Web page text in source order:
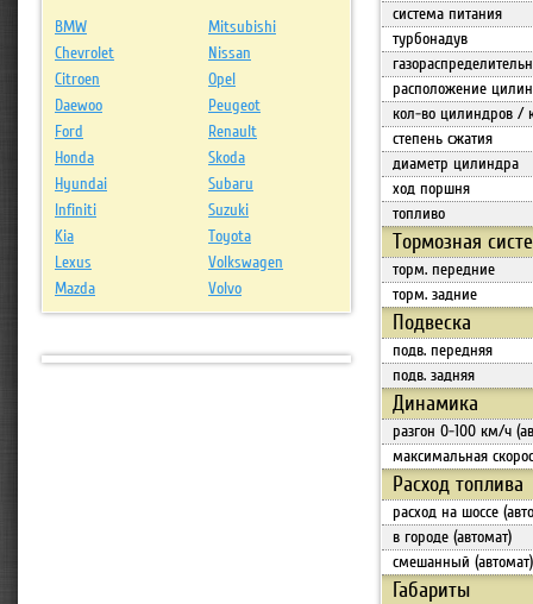
система питания
турбонадув
расположение
кол-во цилиндров /
степень сжатия
диаметр цилиндра
ход поршня
топливо
Тормозная
торм. передние
торм. задние
Подвеска
подв. передняя
подв. задняя
Динамика
разгон 0-100 км/ч
максимальная
Расход топлива
расход на шоссе
в городе (автомат)
смешанный (автомат)
Габариты
BMW
Mitsubishi
Chevrolet
Nissan
Citroen
Opel
Daewoo
Peugeot
Ford
Renault
Honda
Skoda
Hyundai
Subaru
Infiniti
Suzuki
Kia
Toyota
Lexus
Volkswagen
Mazda
Volvo